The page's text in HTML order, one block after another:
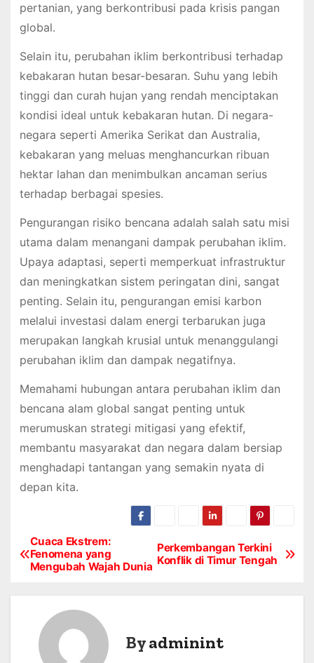
pertanian, yang berkontribusi pada krisis pangan
global.
Selain itu, perubahan iklim berkontribusi terhadap
kebakaran hutan besar-besaran. Suhu yang lebih
tinggi dan curah hujan yang rendah menciptakan
kondisi ideal untuk kebakaran hutan. Di negara-
negara seperti Amerika Serikat dan Australia,
kebakaran yang meluas menghancurkan ribuan
hektar lahan dan menimbulkan ancaman serius
terhadap berbagai spesies.
Pengurangan risiko bencana adalah salah satu misi
utama dalam menangani dampak perubahan iklim.
Upaya adaptasi, seperti memperkuat infrastruktur
dan meningkatkan sistem peringatan dini, sangat
penting. Selain itu, pengurangan emisi karbon
melalui investasi dalam energi terbarukan juga
merupakan langkah krusial untuk menanggulangi
perubahan iklim dan dampak negatifnya.
Memahami hubungan antara perubahan iklim dan
bencana alam global sangat penting untuk
merumuskan strategi mitigasi yang efektif,
membantu masyarakat dan negara dalam bersiap
menghadapi tantangan yang semakin nyata di
depan kita.
P
Perkembangan Terkini
Konflik di Timur Tengah
Cuaca Ekstrem:
Fenomena yang
Mengubah Wajah Dunia
Byadminint